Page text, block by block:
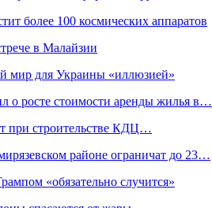
более 100 космических аппаратов
в Малайзии
мир для Украины «иллюзией»
о росте стоимости аренды жилья в…
при строительстве КДЦ…
районе ограничат до 23…
«обязательно случится»